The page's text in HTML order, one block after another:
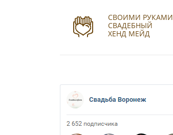
СВОИМИ РУКАМИ
СВАДЕБНЫЙ
ХЕНД МЕЙД